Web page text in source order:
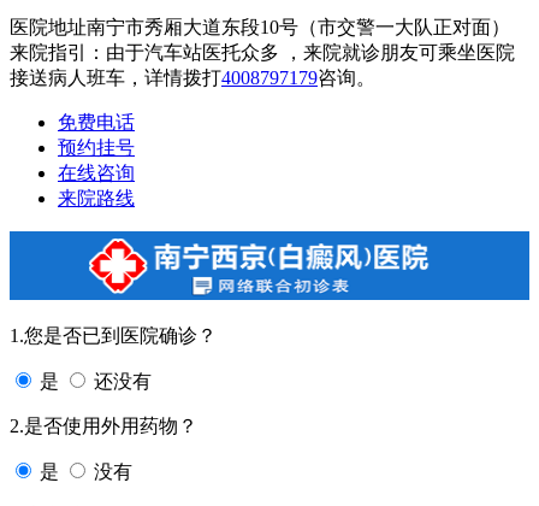
医院地址南宁市秀厢大道东段10号（市交警一大队正对面）
来院指引：由于汽车站医托众多 ，来院就诊朋友可乘坐医院
接送病人班车，详情拨打4008797179咨询。
免费电话
预约挂号
在线咨询
来院路线
1.您是否已到医院确诊？
是 还没有
2.是否使用外用药物？
是 没有